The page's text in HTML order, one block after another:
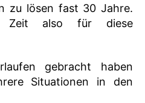
zu lösen fast 30 Jahre.
Zeit also für diese
gebracht haben
Situationen in den